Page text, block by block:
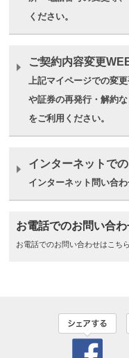
ください。
ご契約内容変更
上記マイページでの変
や証券の再発行・解約
をご利用ください。
インターネットで
インターネット問い合
お電話でのお問い合わ
お電話でのお問い合わせはこちら